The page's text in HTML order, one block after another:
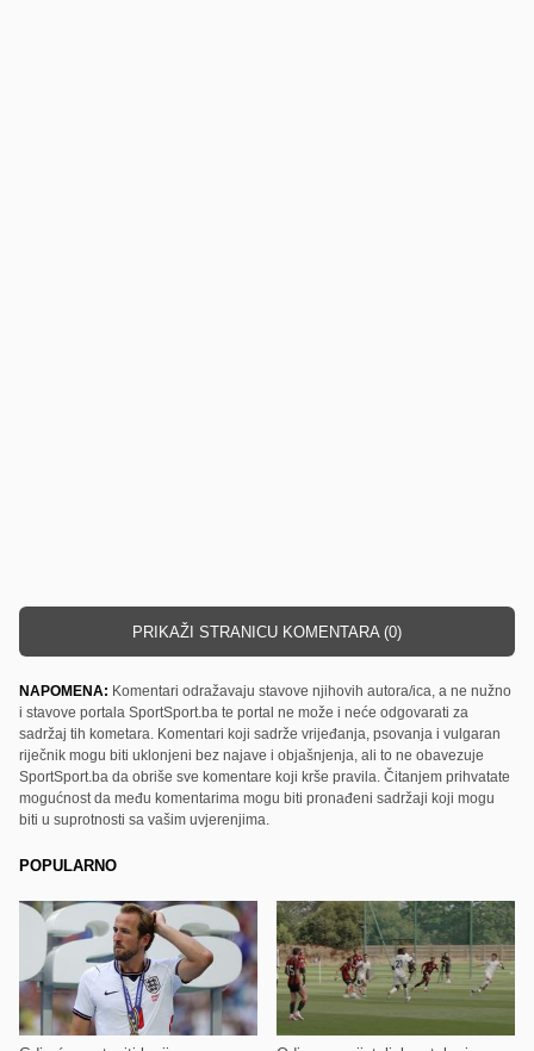
PRIKAŽI STRANICU KOMENTARA (0)
NAPOMENA: Komentari odražavaju stavove njihovih autora/ica, a ne nužno
i stavove portala SportSport.ba te portal ne može i neće odgovarati za
sadržaj tih kometara. Komentari koji sadrže vrijeđanja, psovanja i vulgaran
riječnik mogu biti uklonjeni bez najave i objašnjenja, ali to ne obavezuje
SportSport.ba da obriše sve komentare koji krše pravila. Čitanjem prihvatate
mogućnost da među komentarima mogu biti pronađeni sadržaji koji mogu
biti u suprotnosti sa vašim uvjerenjima.
POPULARNO